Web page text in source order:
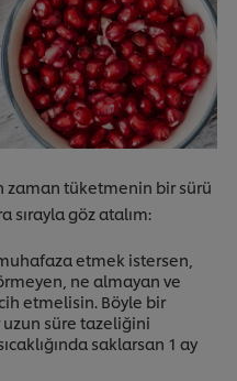
zaman tüketmenin bir sürü
sırayla göz atalım:
etmek istersen,
ne almayan ve
etmelisin. Böyle bir
süre tazeliğini
saklarsan 1 ay